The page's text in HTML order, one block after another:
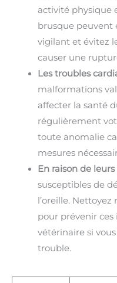
activité physique
brusque peuvent
vigilant et évitez
causer une
Les troubles
malformations
affecter la santé
régulièrement
toute anomalie
mesures
En raison de
susceptibles de
l’oreille.
pour prévenir
vétérinaire si
trouble.